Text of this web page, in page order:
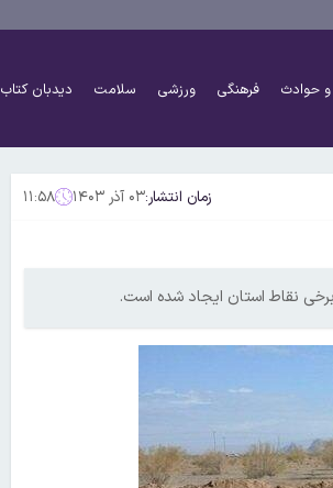
و حوادث فرهنگی ورزشی سلامت دیدبان کتاب
زمان انتشار:۰۳ آذر ۱۴۰۳ ۱۱:۵۸
نقاط استان ایجاد شده است.